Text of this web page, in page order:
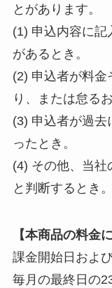
とがあります。
(1) 申込内容に記
があるとき。
(2) 申込者が料金
り、または怠る
(3) 申込者が過去
ったとき。
(4) その他、当社
と判断するとき。
【本商品の料金
課金開始日およ
毎月の最終日の